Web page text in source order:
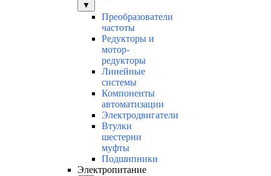
▼
Преобразователи
частоты
Редукторы и
мотор-
редукторы
Линейные
системы
Компоненты
автоматизации
Электродвигатели
Втулки
шестерни
муфты
Подшипники
Электропитание